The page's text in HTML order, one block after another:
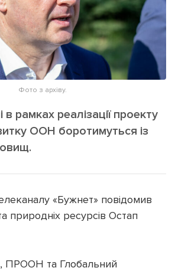
Фото/Відео
Made in Lviv
Фото з архіву.
рамках реалізації проекту
ООН боротимуться із
«Бужнет» повідомив
природніх ресурсів Остап
ПРООН та Глобальний